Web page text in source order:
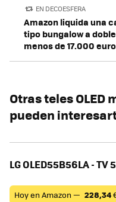
EN DECOESFERA
Amazon liquida una
tipo bungalow a
menos de 17.000
Otras teles OLED
pueden
LG OLED55B56LA - TV
Hoy en Amazon — 228,34